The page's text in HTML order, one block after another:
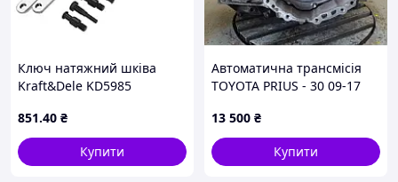
Ключ натяжний шківа
Kraft&Dele KD5985
851.40 ₴
Купити
Автоматична трансмісія
TOYOTA PRIUS - 30 09-17
13 500 ₴
Купити